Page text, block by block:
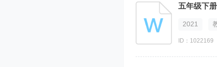
五年级下
2021
ID：1022169